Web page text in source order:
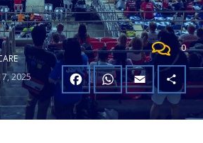
2025
0